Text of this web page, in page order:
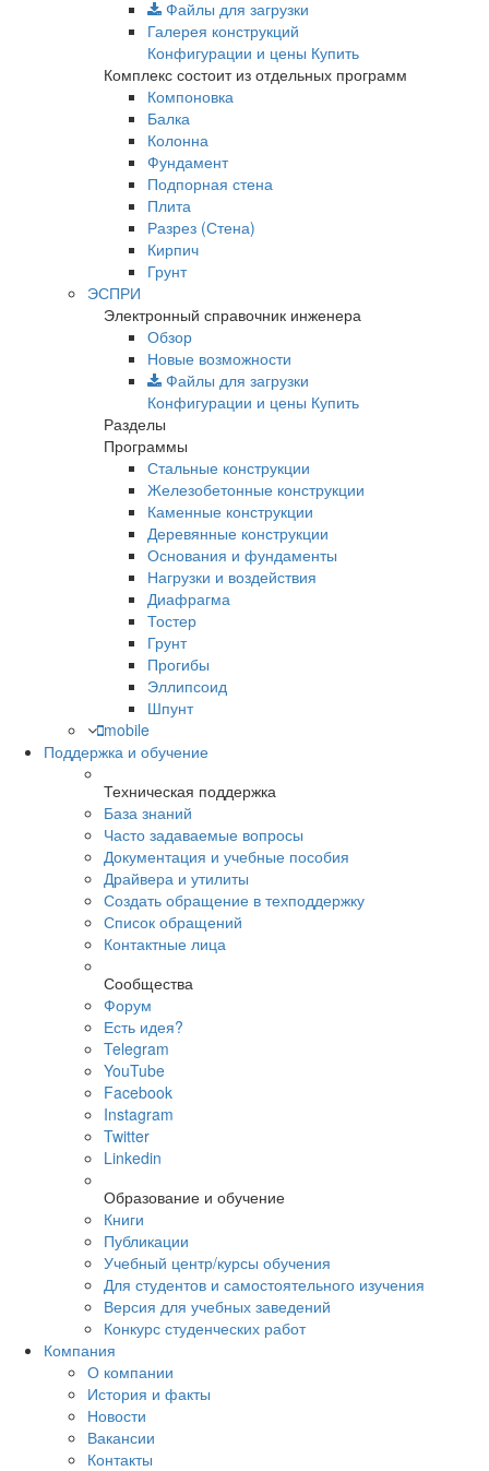
Файлы для загрузки
Галерея конструкций
Конфигурации и цены Купить
Комплекс состоит из отдельных программ
Компоновка
Балка
Колонна
Фундамент
Подпорная стена
Плита
Разрез (Стена)
Кирпич
Грунт
ЭСПРИ
Электронный справочник инженера
Обзор
Новые возможности
Файлы для загрузки
Конфигурации и цены Купить
Разделы
Программы
Стальные конструкции
Железобетонные конструкции
Каменные конструкции
Деревянные конструкции
Основания и фундаменты
Нагрузки и воздействия
Диафрагма
Тостер
Грунт
Прогибы
Эллипсоид
Шпунт
mobile
Поддержка и обучение
Техническая поддержка
База знаний
Часто задаваемые вопросы
Документация и учебные пособия
Драйвера и утилиты
Создать обращение в техподдержку
Список обращений
Контактные лица
Сообщества
Форум
Есть идея?
Telegram
YouTube
Facebook
Instagram
Twitter
Linkedin
Образование и обучение
Книги
Публикации
Учебный центр/курсы обучения
Для студентов и самостоятельного изучения
Версия для учебных заведений
Конкурс студенческих работ
Компания
О компании
История и факты
Новости
Вакансии
Контакты